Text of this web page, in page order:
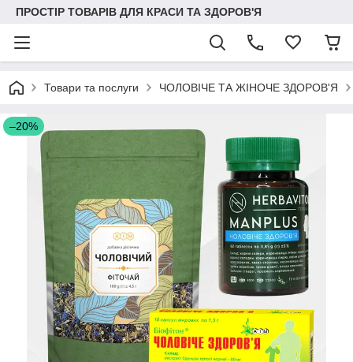
ПРОСТІР ТОВАРІВ ДЛЯ КРАСИ ТА ЗДОРОВ'Я
Товари та послуги ЧОЛОВІЧЕ ТА ЖІНОЧЕ ЗДОРОВ'Я
–20%